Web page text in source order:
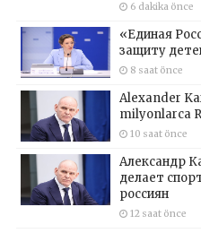
6 dakika önce
«Единая
защиту
8 saat önce
Alexander
milyonlarca
10 saat önce
Александр
делает
россиян
12 saat önce